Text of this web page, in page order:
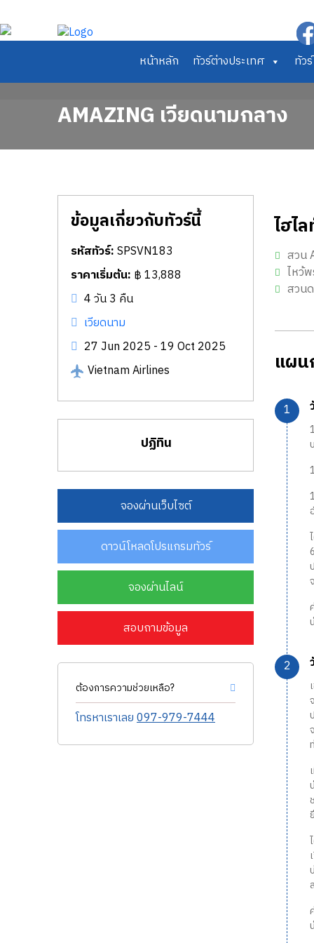
หน้าหลัก ทัวร์ต่างประเทศ ทัว
AMAZING เวียดนามกลาง
ข้อมูลเกี่ยวกับทัวร์นี้
รหัสทัวร์:SPSVN183
ราคาเริ่มต้น: ฿ 13,888
4 วัน 3 คืน
เวียดนาม
27 Jun 2025 - 19 Oct 2025
Vietnam Airlines
ปฏิทิน
จองผ่านเว็บไซต์
ดาวน์โหลดโปรแกรมทัวร์
จองผ่านไลน์
สอบถามข้อมูล
ต้องการความช่วยเหลือ?
โทรหาเราเลย097-979-7444
ไฮไ
สวน
ไหว้
สวน
แผน